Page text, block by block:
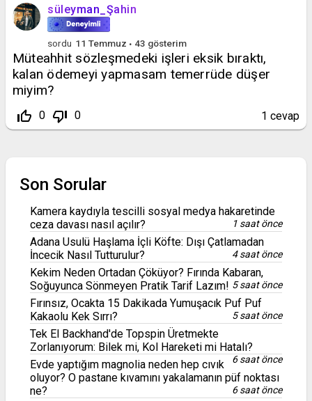
süleyman_Şahin
sordu 11 Temmuz 43 gösterim
Müteahhit sözleşmedeki işleri eksik bıraktı,
kalan ödemeyi yapmasam temerrüde düşer
miyim?
thumb_up_off_alt 0 thumb_down_off_alt 0 1 cevap
Son Sorular
Kamera kaydıyla tescilli sosyal medya hakaretinde
ceza davası nasıl açılır?
1 saat önce
Adana Usulü Haşlama İçli Köfte: Dışı Çatlamadan
İncecik Nasıl Tutturulur?
4 saat önce
Kekim Neden Ortadan Çöküyor? Fırında Kabaran,
Soğuyunca Sönmeyen Pratik Tarif Lazım! 5 saat önce
Fırınsız, Ocakta 15 Dakikada Yumuşacık Puf Puf
Kakaolu Kek Sırrı?
5 saat önce
Tek El Backhand'de Topspin Üretmekte
Zorlanıyorum: Bilek mi, Kol Hareketi mi Hatalı?
6 saat önce
Evde yaptığım magnolia neden hep cıvık
oluyor? O pastane kıvamını yakalamanın püf noktası
ne?
6 saat önce